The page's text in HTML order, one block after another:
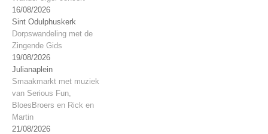
16/08/2026
Sint Odulphuskerk
Dorpswandeling met de
Zingende Gids
19/08/2026
Julianaplein
Smaakmarkt met muziek
van Serious Fun,
BloesBroers en Rick en
Martin
21/08/2026